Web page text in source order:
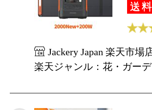
送
Jackery Japan 楽天市場
楽天ジャンル：花・ガー